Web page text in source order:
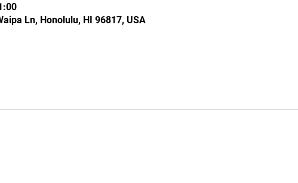
Ln, Honolulu, HI 96817, USA